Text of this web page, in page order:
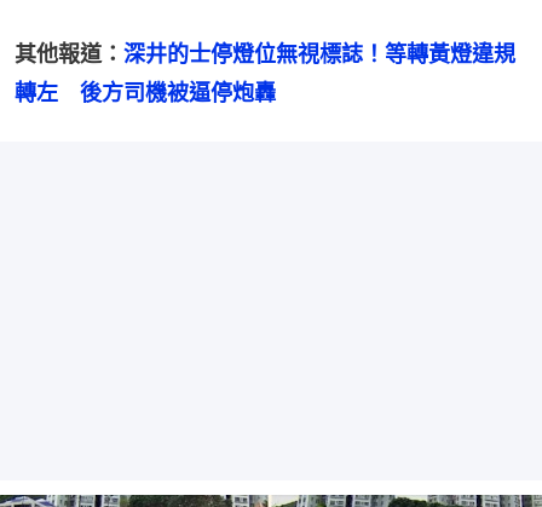
其他報道： 深井的士停燈位無視標誌！等轉黃燈違規
轉左　後方司機被逼停炮轟